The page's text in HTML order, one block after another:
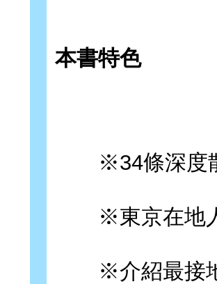
本書特色
※34條深度散
※東京在地人
※介紹最接地